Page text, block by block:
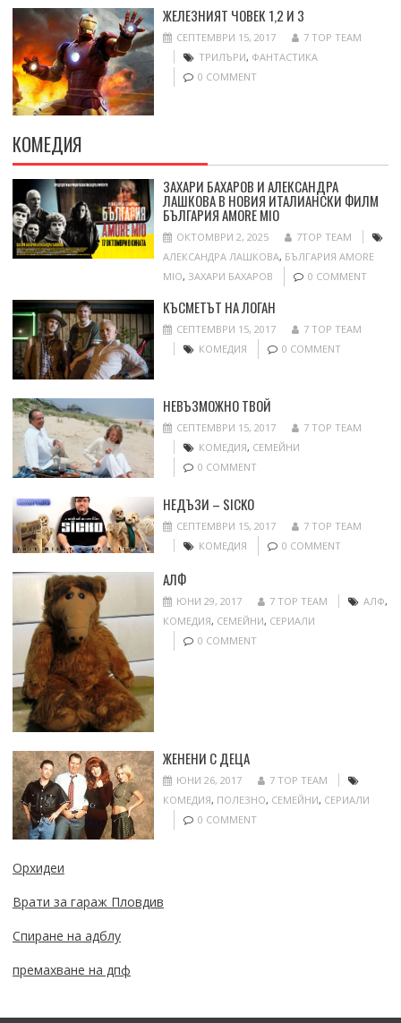
ЖЕЛЕЗНИЯТ ЧОВЕК 1,2 И 3
СЕПТЕМВРИ 15, 2017
7 TOP TEAM
ТРИЛЪРИ, ФАНТАСТИКА
0 COMMENT
КОМЕДИЯ
ЗАХАРИ БАХАРОВ И АЛЕКСАНДРА
ЛАШКОВА В НОВИЯ ИТАЛИАНСКИ ФИЛМ
БЪЛГАРИЯ AMORE MIO
ОКТОМВРИ 2, 2025
7TOP TEAM
АЛЕКСАНДРА ЛАШКОВА, БЪЛГАРИЯ AMORE
MIO, ЗАХАРИ БАХАРОВ 0 COMMENT
КЪСМЕТЪТ НА ЛОГАН
СЕПТЕМВРИ 15, 2017
7 TOP TEAM
КОМЕДИЯ
0 COMMENT
НЕВЪЗМОЖНО ТВОЙ
СЕПТЕМВРИ 15, 2017
7 TOP TEAM
КОМЕДИЯ, СЕМЕЙНИ
0 COMMENT
НЕДЪЗИ – SICKO
СЕПТЕМВРИ 15, 2017
7 TOP TEAM
КОМЕДИЯ
0 COMMENT
АЛФ
ЮНИ 29, 2017 7 TOP TEAM АЛФ,
КОМЕДИЯ, СЕМЕЙНИ, СЕРИАЛИ
0 COMMENT
ЖЕНЕНИ С ДЕЦА
ЮНИ 26, 2017
7 TOP TEAM
КОМЕДИЯ, ПОЛЕЗНО, СЕМЕЙНИ, СЕРИАЛИ
0 COMMENT
Орхидеи
Врати за гараж Пловдив
Спиране на адблу
премахване на дпф